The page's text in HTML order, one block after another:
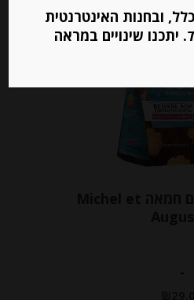
-
ובחנות האינטרנטית
. יתכנו שינויים במראה